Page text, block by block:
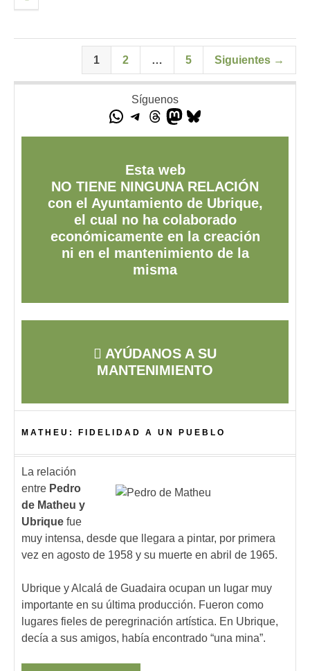
1 2 … 5 Siguientes →
Síguenos
Esta web
NO TIENE NINGUNA RELACIÓN
con el Ayuntamiento de Ubrique,
el cual no ha colaborado
económicamente en la creación
ni en el mantenimiento de la
misma
AYÚDANOS A SU
MANTENIMIENTO
MATHEU: FIDELIDAD A UN PUEBLO
La relación
entre Pedro
de Matheu y
Ubrique fue
muy intensa, desde que llegara a pintar, por primera
vez en agosto de 1958 y su muerte en abril de 1965.
Ubrique y Alcalá de Guadaira ocupan un lugar muy
importante en su última producción. Fueron como
lugares fieles de peregrinación artística. En Ubrique,
decía a sus amigos, había encontrado “una mina”.